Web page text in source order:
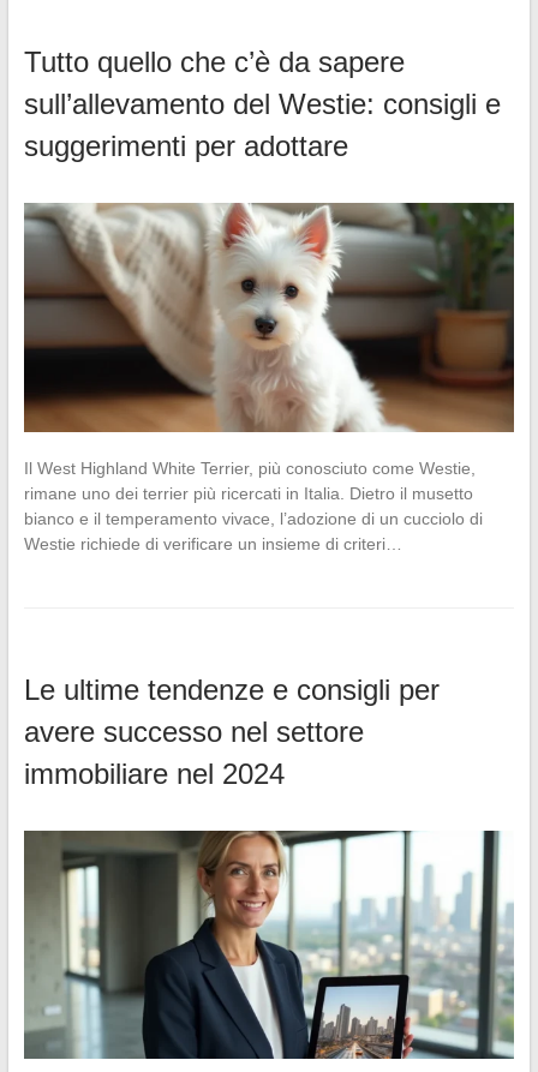
Tutto quello che c’è da sapere
sull’allevamento del Westie: consigli e
suggerimenti per adottare
Il West Highland White Terrier, più conosciuto come Westie,
rimane uno dei terrier più ricercati in Italia. Dietro il musetto
bianco e il temperamento vivace, l’adozione di un cucciolo di
Westie richiede di verificare un insieme di criteri…
Le ultime tendenze e consigli per
avere successo nel settore
immobiliare nel 2024